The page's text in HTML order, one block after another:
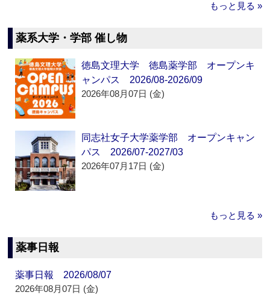
もっと見る »
薬系大学・学部 催し物
徳島文理大学 徳島薬学部 オープンキ
ャンパス 2026/08-2026/09
2026年08月07日 (金)
同志社女子大学薬学部 オープンキャン
パス 2026/07-2027/03
2026年07月17日 (金)
もっと見る »
薬事日報
薬事日報 2026/08/07
2026年08月07日 (金)